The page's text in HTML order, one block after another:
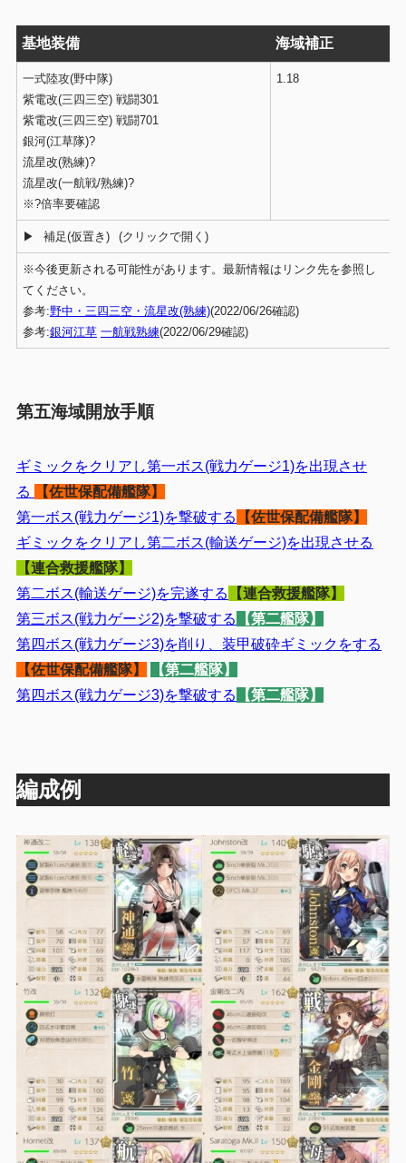
基地装備 海域補正
一式陸攻(野中隊)
紫電改(三四三空) 戦闘301
紫電改(三四三空) 戦闘701
銀河(江草隊)?
流星改(熟練)?
流星改(一航戦/熟練)?
※?倍率要確認
1.18
補足(仮置き)
※今後更新される可能性があります。最新情報はリンク先を参照し
てください。
参考:野中・三四三空・流星改(熟練)(2022/06/26確認)
参考:銀河江草 一航戦熟練(2022/06/29確認)
第五海域開放手順
ギミックをクリアし第一ボス(戦力ゲージ1)を出現させ
る
【佐世保配備艦隊】
第一ボス(戦力ゲージ1)を撃破する
【佐世保配備艦隊】
ギミックをクリアし第二ボス(輸送ゲージ)を出現させる
【連合救援艦隊】
第二ボス(輸送ゲージ)を完遂する
【連合救援艦隊】
第三ボス(戦力ゲージ2)を撃破する
【第二艦隊】
第四ボス(戦力ゲージ3)を削り、装甲破砕ギミックをする
【佐世保配備艦隊】
【第二艦隊】
第四ボス(戦力ゲージ3)を撃破する
【第二艦隊】
編成例